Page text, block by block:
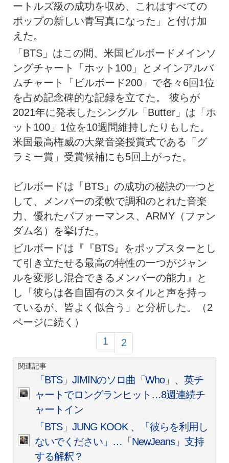
ートルズ級の成功を収め、これはすべての
ポップの新しい青写真になった」と付け加
えた。
「BTS」はこの間、米国ビルボードメインソ
ングチャート「ホット100」とメインアルバ
ムチャート「ビルボード200」で各々6回1位
を占め記念碑的な記録を立てた。 彼らが
2021年に発表したシングル「Butter」は「ホ
ット100」1位を10週間維持したりもした。
米国最高権威の大衆音楽授賞式である「グ
ラミー賞」受賞候補にも5回上がった。
ビルボードは「BTS」の成功の秘訣の一つと
して、メンバーの柔軟で調和のとれた音楽
力、優れたパフォーマンス、ARMY（ファン
ダム名）を挙げた。
ビルボードは『『BTS』をポップスターとし
て引き立たせる最高の特性の一つがジャン
ルを変形し混合できるメンバーの能力』と
し「彼らは各自固有のスタイルと声を持っ
ているが、皆よく似合う」と分析した。（2
ページに続く）
1
2
関連記事
「BTS」JIMINのソロ曲「Who」、英チ
ャートでロングランヒット…8週連続チ
ャートイン
「BTS」JUNG KOOK 、「彼らを利用し
ないでください」…「NewJeans」支持
する解釈？